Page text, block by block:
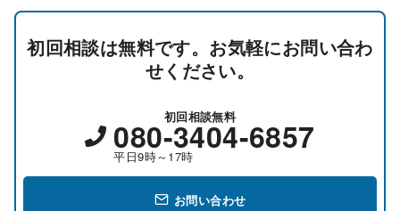
初回相談は無料です。お気軽にお問い合わ
せください。
初回相談無料
080-3404-6857
平日9時～17時
お問い合わせ